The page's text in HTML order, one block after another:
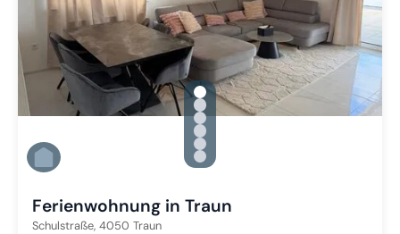
gallery.slide_selector
Zu Slide 1 wechseln
Zu Slide 2 wechseln
Zu Slide 3 wechseln
Zu Slide 4 wechseln
Zu Slide 5 wechseln
Zu Slide 6 wechseln
Ferienwohnung in Traun
Schulstraße, 4050 Traun